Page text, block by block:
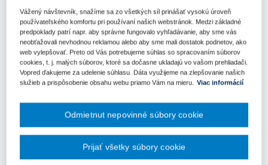
preskúmaní, ...
Kľúčové slová
Verejné obstarávanie
Referencie
Vysvetľovanie podmienok účasti po novom
Od 1. júla 2026 je účinná novela zákona č. 343/2015 Z.z. o
verejnom obstarávaní a o zmene a doplnení niektorých zákonov v
najpodstatnejšou je nová úprava vysvetľovania dokladov pr...
Vážený návštevník, snažíme sa zo všetkých síl prinášať vysokú úroveň
používateľského komfortu pri používaní našich webstránok. Medzi základné
predpoklady patrí napr. aby správne fungovalo vyhľadávanie, aby sme vás
neobťažovali nevhodnou reklamou alebo aby sme mali dostatok podnetov, ako
web vylepšovať. Preto od Vás potrebujeme súhlas so spracovaním súborov
cookies, t. j. malých súborov, ktoré sa dočasne ukladajú vo vašom prehliadači.
Vopred ďakujeme za udelenie súhlasu. Dáta využijeme na zlepšovanie našich
služieb a prispôsobenie obsahu webu priamo Vám na mieru. Viac informácií
Odmietnut nepovinné súbory cookie
Prijať všetky súbory cookie